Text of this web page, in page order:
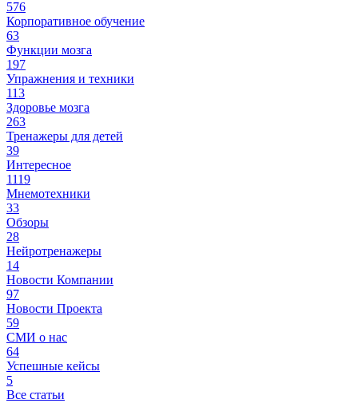
576
Корпоративное обучение
63
Функции мозга
197
Упражнения и техники
113
Здоровье мозга
263
Тренажеры для детей
39
Интересное
1119
Мнемотехники
33
Обзоры
28
Нейротренажеры
14
Новости Компании
97
Новости Проекта
59
СМИ о нас
64
Успешные кейсы
5
Все статьи